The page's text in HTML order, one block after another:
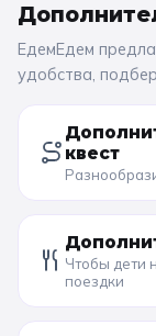
ЕдемЕдем
удобства,
квест
Чтобы дети
поездки